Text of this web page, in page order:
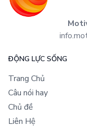
ĐỘNG LỰC SỐNG
Trang Chủ
Câu nói hay
Chủ đề
Liên Hệ